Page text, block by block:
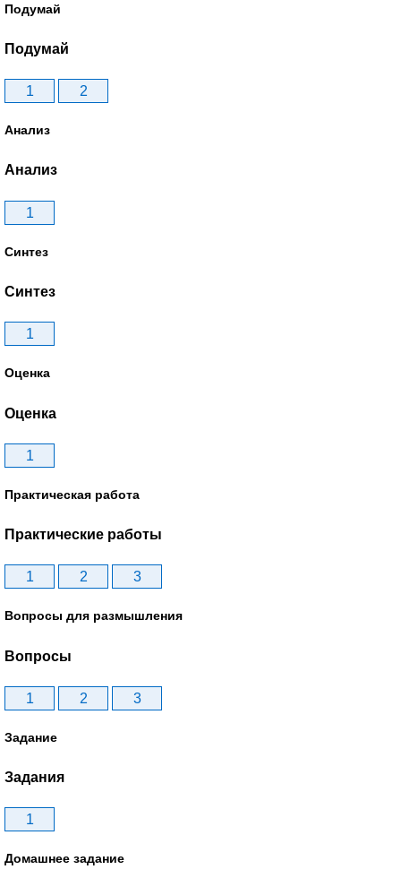
Подумай
Подумай
1 2
Анализ
Анализ
1
Синтез
Синтез
1
Оценка
Оценка
1
Практическая работа
Практические работы
1 2 3
Вопросы для размышления
Вопросы
1 2 3
Задание
Задания
1
Домашнее задание